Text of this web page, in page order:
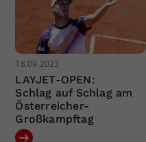
18.09.2023
LAYJET-OPEN:
Schlag auf Schlag am
Österreicher-
Großkampftag